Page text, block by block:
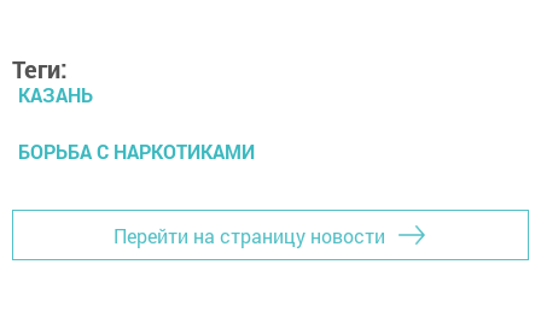
Теги:
КАЗАНЬ
БОРЬБА С НАРКОТИКАМИ
Перейти на страницу новости